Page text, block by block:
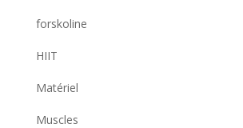
forskoline
HIIT
Matériel
Muscles